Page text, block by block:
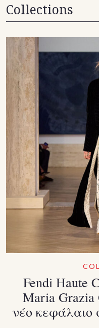
Collections
Fendi Haute
Maria Grazia
νέο κεφάλαιο